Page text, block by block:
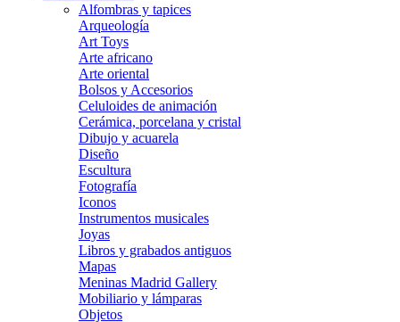
Alfombras y tapices
Arqueología
Art Toys
Arte africano
Arte oriental
Bolsos y Accesorios
Celuloides de animación
Cerámica, porcelana y cristal
Dibujo y acuarela
Diseño
Escultura
Fotografía
Iconos
Instrumentos musicales
Joyas
Libros y grabados antiguos
Mapas
Meninas Madrid Gallery
Mobiliario y lámparas
Objetos